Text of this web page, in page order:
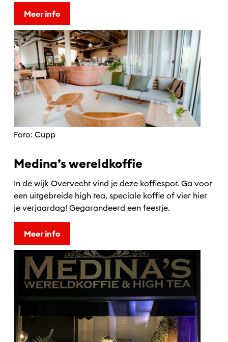
Meer info
Foto: Cupp
Medina’s wereldkoffie
In de wijk Overvecht vind je deze koffiespot. Ga voor
een uitgebreide high tea, speciale koffie of vier hier
je verjaardag! Gegarandeerd een feestje.
Meer info